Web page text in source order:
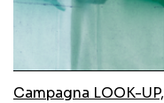
Campagna LOOK-